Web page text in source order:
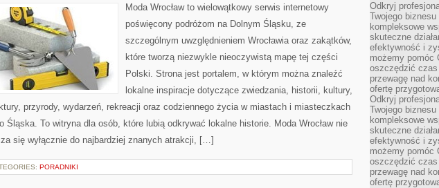
Moda Wrocław to wielowątkowy serwis internetowy
poświęcony podróżom na Dolnym Śląsku, ze
szczególnym uwzględnieniem Wrocławia oraz zakątków,
które tworzą niezwykle nieoczywistą mapę tej części
Polski. Strona jest portalem, w którym można znaleźć
lokalne inspiracje dotyczące zwiedzania, historii, kultury,
przyrody, wydarzeń, rekreacji oraz codziennego życia w miastach i miasteczkach
Śląska. To witryna dla osób, które lubią odkrywać lokalne historie. Moda Wrocław nie
się wyłącznie do najbardziej znanych atrakcji, […]
PORADNIKI
Odkryj
Twojego
kompleksowe
skuteczne
efektywność i
możemy pomóc
oszczędzić czas
przewagę nad
ofertę
Odkryj
Twojego
kompleksowe
skuteczne
efektywność i
możemy pomóc
oszczędzić czas
przewagę nad
ofertę